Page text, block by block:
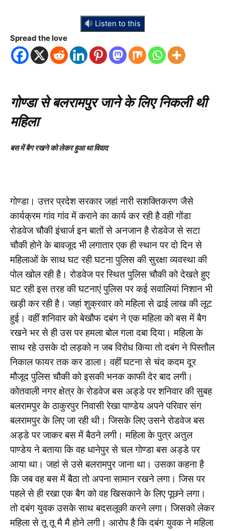
Listen to this
Spread the love
गोण्डा से बलरामपुर जाने के लिए निकली थी
महिला
बस में बैग रखने को लेकर हुआ था विवाद
गोण्डा। उत्तर प्रदेश सरकार जहां नारी सशक्तिकरण जैसे
कार्यक्रम गांव गांव में कराने का कार्य कर रही है वही गोंडा
रोडवेज चौकी इंचार्ज इन बातों से अनजान है रोडवेज से सटा
चौकी होने के बावजूद भी लगातार एक ही स्थान पर दो दिन से
महिलाओं के साथ घट रही घटना पुलिस की सुरक्षा व्यवस्था की
पोल खोल रही है। रोडवेज पर स्थित पुलिस चौकी को देखते हुए
घट रही इस तरह की घटनाएं पुलिस पर कई सवालियां निशान भी
खड़ी कर रही है। जहां शुक्रवार को महिला से ढाई लाख की लूट
हुई। वहीं शनिवार को बेखौफ दबंग ने एक महिला को बस में बैग
रखने भर से ही उस पर हमला बोल गला दबा दिया। महिला के
साथ रहे उसके दो लड़को न जब विरोध किया तो दबंग ने पिस्तौल
निकाल फायर तक कर डाला। वहीं घटना से चंद कदम दूर
मौजूद पुलिस चौकी को इसकी भनक काफी देर बाद लगी।
कोतवाली नगर क्षेत्र के रोडवेज बस अड्डे पर शनिवार की सुबह
बलरामपुर के ठाकुरपुर निवासी रेखा पाण्डेय अपने परिवार संग
बलरामपुर के लिए जा रही थी। जिसके लिए उसने रोडवेज बस
अड्डे पर जाकर बस में बैठने लगी। महिला के पुत्र अतुल
पाण्डेय ने बताया कि वह धानेपुर से चल गोण्डा बस अड्डे पर
आया था। जहां से उसे बलरामपुर जाना था। उसका कहना है
कि जब वह बस में बैठा तो अपना सामान रखने लगा। जिस पर
पहले से ही रखा एक बैग को वह खिसकाने के लिए पूछने लगा।
तो दबंग युवक उसके साथ बदसलूकी करने लगा। जिसको लेकर
महिला से तू तू मै मै होने लगी। आरोप है कि दबंग युवक ने महिला